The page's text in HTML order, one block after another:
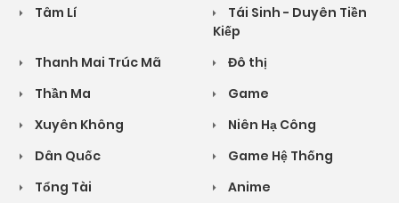
Tâm Lí
Tái Sinh - Duyên Tiền
Kiếp
Thanh Mai Trúc Mã
Đô thị
Thần Ma
Game
Xuyên Không
Niên Hạ Công
Dân Quốc
Game Hệ Thống
Tổng Tài
Anime